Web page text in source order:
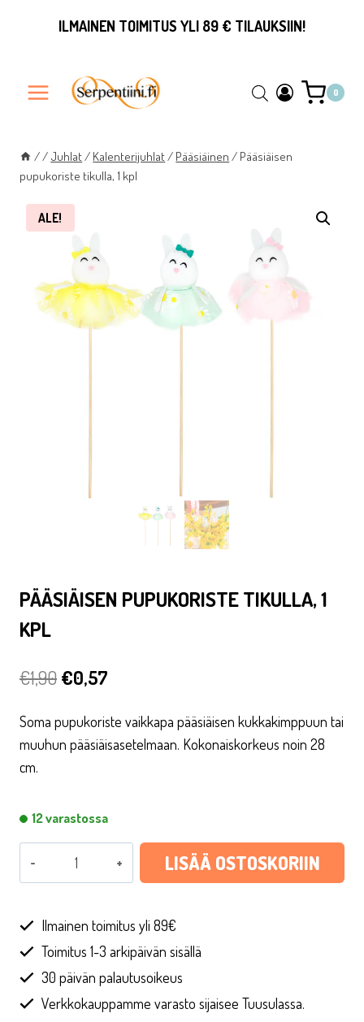
ILMAINEN TOIMITUS YLI 89 € TILAUKSIIN!
0
// Juhlat/ Kalenterijuhlat/ Pääsiäinen / Pääsiäisen
pupukoriste tikulla, 1 kpl
ALE!
PÄÄSIÄISEN PUPUKORISTE TIKULLA, 1
KPL
€1,90 Alkuperäinen
oli:
€0,57Nykyinen
on:
Soma pupukoriste vaikkapa pääsiäisen kukkakimppuun tai
muuhun pääsiäisasetelmaan. Kokonaiskorkeus noin 28
cm.
12 varastossa
Pääsiäisen
1
kpl
määrä
LISÄÄ OSTOSKORIIN
Ilmainen toimitus yli 89€
Toimitus 1-3 arkipäivän sisällä
30 päivän palautusoikeus
Verkkokauppamme varasto sijaisee Tuusulassa.